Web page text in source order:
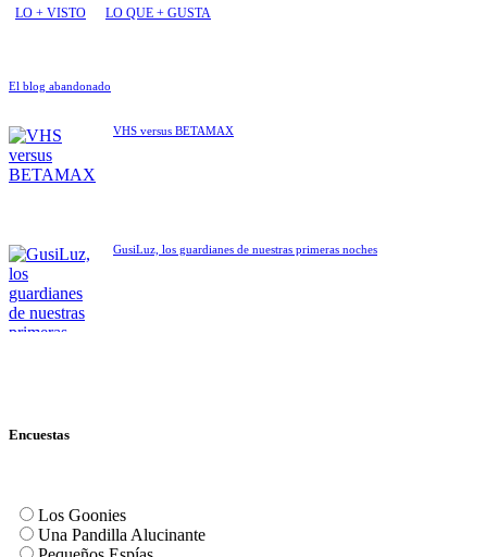
LO + VISTO LO QUE + GUSTA
El blog abandonado
VHS versus BETAMAX
GusiLuz, los guardianes de nuestras primeras noches
Encuestas
Los Goonies
Una Pandilla Alucinante